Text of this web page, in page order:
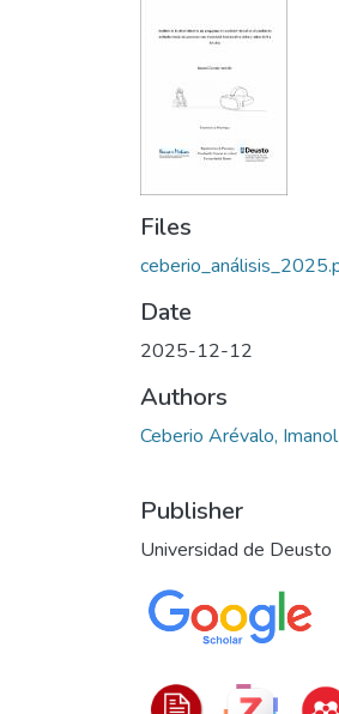
Files
Date
2025-12-12
Authors
Ceberio Arévalo, Imanol
Publisher
Universidad de Deusto